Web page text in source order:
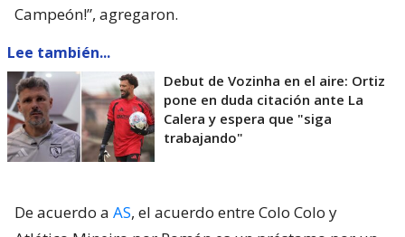
Campeón!”, agregaron.
Lee también...
Debut de Vozinha en el aire: Ortiz
pone en duda citación ante La
Calera y espera que "siga
trabajando"
De acuerdo a AS, el acuerdo entre Colo Colo y